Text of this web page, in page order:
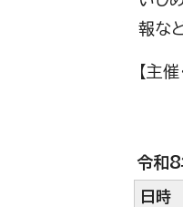
報な
【主
令和8
日時